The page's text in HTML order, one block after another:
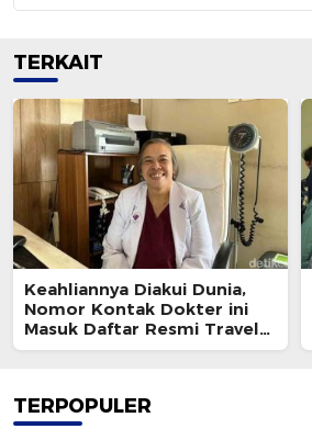
TERKAIT
Keahliannya Diakui Dunia,
Nomor Kontak Dokter ini
Masuk Daftar Resmi Travel
Agent Eropa
TERPOPULER